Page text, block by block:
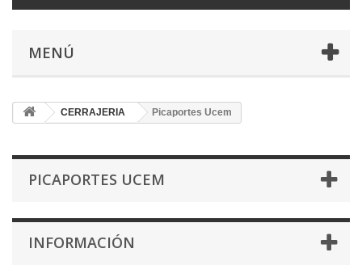
MENÚ
CERRAJERIA Picaportes Ucem
PICAPORTES UCEM
INFORMACIÓN